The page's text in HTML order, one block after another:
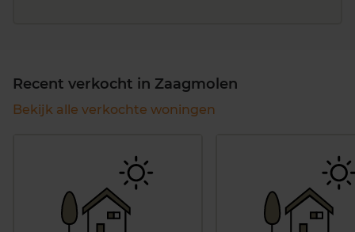
Recent verkocht in Zaagmolen
Bekijk alle verkochte woningen